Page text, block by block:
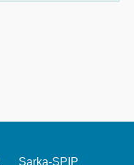
Sarka-SPIP